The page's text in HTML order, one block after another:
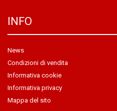
INFO
News
Condizioni di vendita
Informativa cookie
Informativa privacy
Mappa del sito